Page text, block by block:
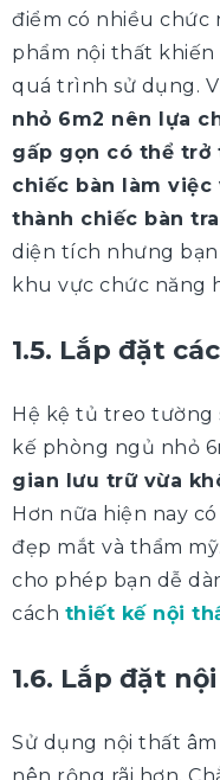
điểm có nhiều chức
phẩm nội thất
quá trình sử dụng.
nhỏ 6m2 nên lựa
gấp gọn có thể trở
chiếc bàn làm
thành chiếc bàn
diện tích nhưng
khu vực chức năng
1.5. Lắp đặt
Hệ kệ tủ treo tường
kế phòng ngủ nhỏ
gian lưu trữ vừa
Hơn nữa hiện nay
đẹp mắt và thẩm
cho phép bạn dễ
cách thiết kế nội
1.6. Lắp đặt
Sử dụng nội thất